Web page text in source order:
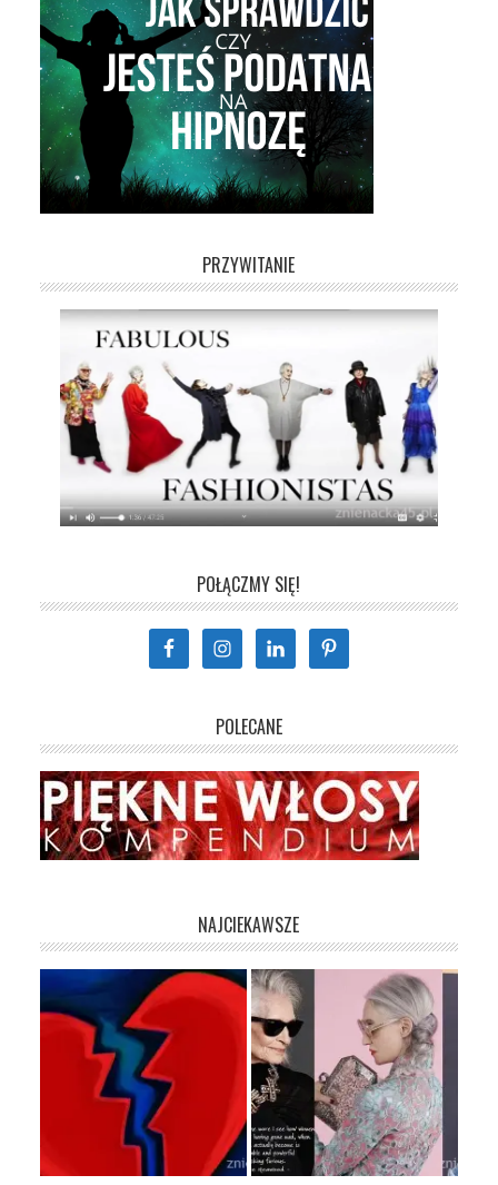
PRZYWITANIE
POŁĄCZMY SIĘ!
POLECANE
NAJCIEKAWSZE